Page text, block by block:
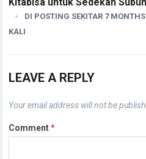
DI POSTING SEKITAR 7
KALI
LEAVE A REPLY
Your email address will not be
Comment*